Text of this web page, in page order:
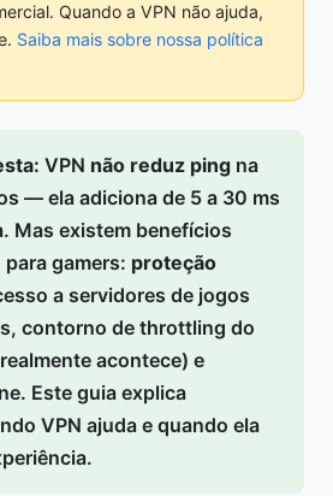
Quando a VPN não ajuda,
Saiba mais sobre nossa política
VPN não reduz ping na
— ela adiciona de 5 a 30 ms
Mas existem benefícios
gamers: proteção
a servidores de jogos
contorno de throttling do
acontece) e
Este guia explica
VPN ajuda e quando ela